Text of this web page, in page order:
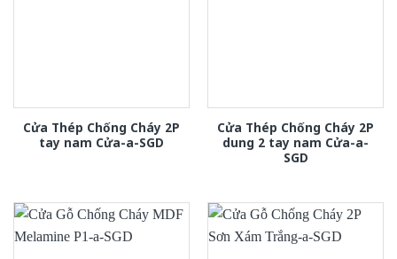
Cửa Thép Chống Cháy 2P
tay nam Cửa-a-SGD
Cửa Thép Chống Cháy 2P
dung 2 tay nam Cửa-a-
SGD